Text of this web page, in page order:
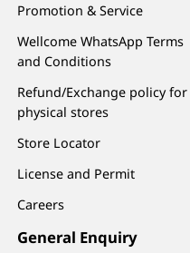
Promotion & Service
Wellcome WhatsApp Terms
and Conditions
Refund/Exchange policy for
physical stores
Store Locator
License and Permit
Careers
General Enquiry